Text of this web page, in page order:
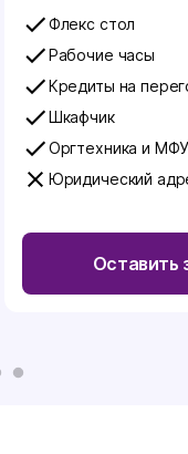
Флекс стол
Рабочие часы
Кредиты на
Шкафчик
Оргтехника и
Юридический
Оставить